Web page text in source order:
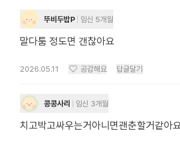
뚜비두밥P 임신 5개월
말다툼 정도면 갠찮아요
2026.05.11 공감해요 답글달기
콩콩사리 임신 3개월
치고박고싸우는거아니면괜춘할거같아